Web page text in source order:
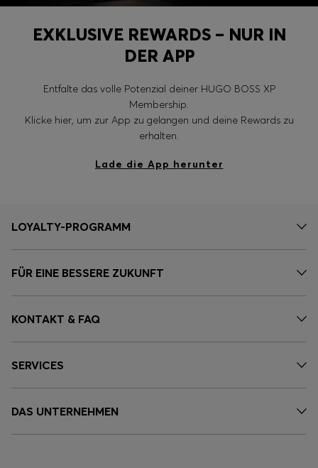
EXKLUSIVE REWARDS – NUR IN
DER APP
Entfalte das volle Potenzial deiner HUGO BOSS XP
Membership.
Klicke hier, um zur App zu gelangen und deine Rewards zu
erhalten.
Lade die App herunter
LOYALTY-PROGRAMM
FÜR EINE BESSERE ZUKUNFT
KONTAKT & FAQ
SERVICES
DAS UNTERNEHMEN